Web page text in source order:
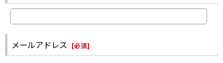
メールアドレス [必須]